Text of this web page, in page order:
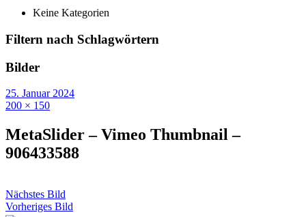
Keine Kategorien
Filtern nach Schlagwörtern
Bilder
25. Januar 2024
200 × 150
MetaSlider – Vimeo Thumbnail –
906433588
Nächstes Bild
Vorheriges Bild